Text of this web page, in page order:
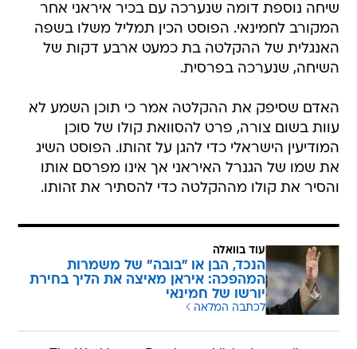
שיחה נוספת דומה שנערכה עם בכיר איראני אחר
המקורב לחמינאי. הפוסט הכין תמליל משלו בשפה
האנגלית של ההקלטה בת כמעט ארבע דקות של
השיחה, שנערכה בפרסית.
האדם שסיפק את ההקלטה אמר כי תוכן השמע לא
עוות בשום צורה, פרט להסוואת קולו של סוכן
המודיעין הישראלי כדי להגן על זהותו. הפוסט השיג
את שמו של הגנרל האיראני אך אינו מפרסם אותו
והסיר את קולו מההקלטה כדי להסתיר את זהותו.
עוד בוואלה
הנכד, הבן או "בובה" של משמרות
המהפכה: איראן מאיצה את הליך בחירת
יורשו של חמינאי
לכתבה המלאה